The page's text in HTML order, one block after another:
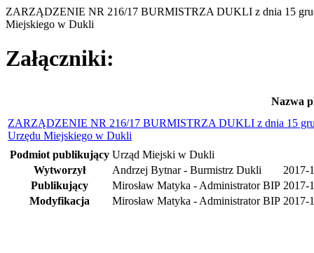
ZARZĄDZENIE NR 216/17 BURMISTRZA DUKLI z dnia 15
Miejskiego w Dukli
Załączniki:
Nazwa
ZARZĄDZENIE NR 216/17 BURMISTRZA DUKLI z dnia 15
Urzędu Miejskiego w Dukli
Podmiot publikujący Urząd Miejski w Dukli
Wytworzył
Andrzej Bytnar - Burmistrz Dukli
2017-
Publikujący
Mirosław Matyka - Administrator BIP 2017-
Modyfikacja
Mirosław Matyka - Administrator BIP 2017-